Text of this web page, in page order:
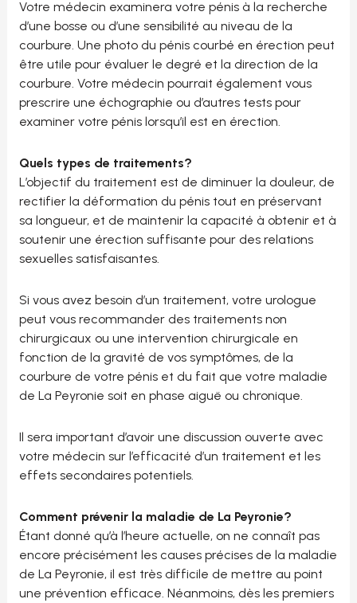
Votre médecin examinera votre pénis à la recherche
d’une bosse ou d’une sensibilité au niveau de la
courbure. Une photo du pénis courbé en érection peut
être utile pour évaluer le degré et la direction de la
courbure. Votre médecin pourrait également vous
prescrire une échographie ou d’autres tests pour
examiner votre pénis lorsqu’il est en érection.
Quels types de traitements?
L’objectif du traitement est de diminuer la douleur, de
rectifier la déformation du pénis tout en préservant
sa longueur, et de maintenir la capacité à obtenir et à
soutenir une érection suffisante pour des relations
sexuelles satisfaisantes.
Si vous avez besoin d’un traitement, votre urologue
peut vous recommander des traitements non
chirurgicaux ou une intervention chirurgicale en
fonction de la gravité de vos symptômes, de la
courbure de votre pénis et du fait que votre maladie
de La Peyronie soit en phase aiguë ou chronique.
Il sera important d’avoir une discussion ouverte avec
votre médecin sur l’efficacité d’un traitement et les
effets secondaires potentiels.
Comment prévenir la maladie de La Peyronie?
Étant donné qu’à l’heure actuelle, on ne connaît pas
encore précisément les causes précises de la maladie
de La Peyronie, il est très difficile de mettre au point
une prévention efficace. Néanmoins, dès les premiers